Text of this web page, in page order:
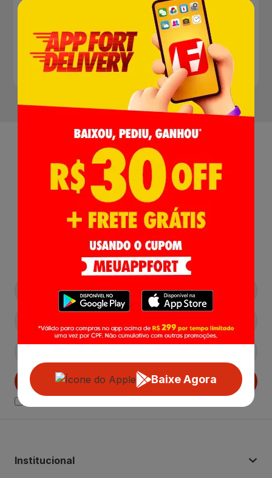
marcas de cerveja como: Amstel, Antarctica, Baden
Baden, Becks, Bierbaum, Brahma, Budweiser,
Burguesa, Colorado, Corona, Eisenbahn, Hemmer,
Kairós, Patagonia, Pietra, Skol, Stella Artois e muito
mais.
Baixe Agora
Receba nossasNovidades
Lançamentos e Promoções!
Cadastrar
Institucional